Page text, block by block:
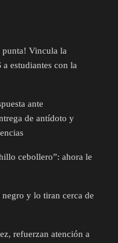
punta! Vincula la
estudiantes con la
ante
de antídoto y
cebollero”: ahora le
y lo tiran cerca de
refuerzan atención a